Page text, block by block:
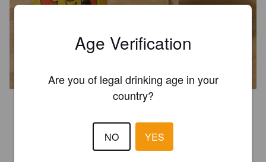
MÖRKER SCHWARZBIER
Age Verification
Are you of legal drinking age in your
country?
NO YES